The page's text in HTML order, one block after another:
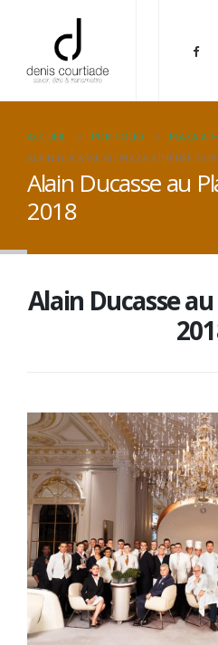
ACCUEIL PORTFOLIO
PLAZA
ALAIN DUCASSE AU PLAZA ATHÉNÉE 2018
Alain Ducasse au
2018
Alain Ducasse